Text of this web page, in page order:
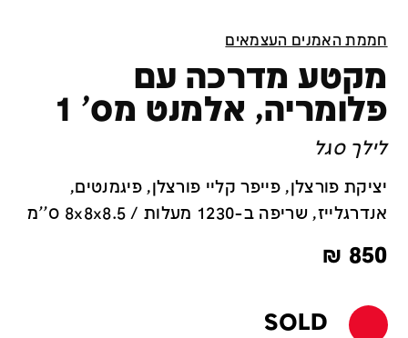
חממת האמנים העצמאים
מקטע מדרכה עם
פלומריה, אלמנט מס' 1
לילך סגל
יציקת פורצלן, פייפר קליי פורצלן, פיגמנטים,
אנדרגלייז, שריפה ב-1230 מעלות / 8x8x8.5 ס''מ
850
₪
SOLD